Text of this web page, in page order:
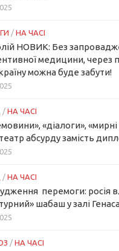
/ НА ЧАСІ
НОВИК: Без
медицини, через
можна буде забути!
/ НА ЧАСІ
«діалоги»,
театр абсурду замість
/ НА ЧАСІ
перемоги: росія
шабаш у залі
/ НА ЧАСІ